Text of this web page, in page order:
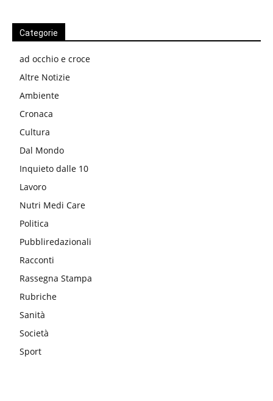
Categorie
ad occhio e croce
Altre Notizie
Ambiente
Cronaca
Cultura
Dal Mondo
Inquieto dalle 10
Lavoro
Nutri Medi Care
Politica
Pubbliredazionali
Racconti
Rassegna Stampa
Rubriche
Sanità
Società
Sport